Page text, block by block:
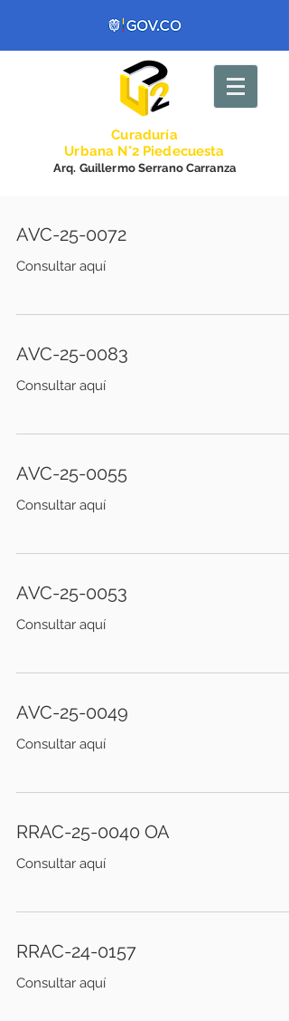
Curaduría
Urbana N°2 Piedecuesta
Arq. Guillermo Serrano Carranza
AVC-25-0072
Consultar aquí
AVC-25-0083
Consultar aquí
AVC-25-0055
Consultar aquí
AVC-25-0053
Consultar aquí
AVC-25-0049
Consultar aquí
RRAC-25-0040 OA
Consultar aquí
RRAC-24-0157
Consultar aquí